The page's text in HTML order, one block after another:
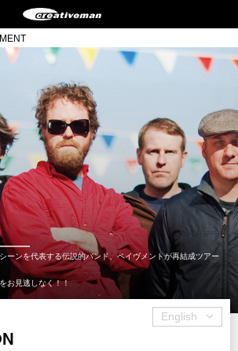
ーンを代表する伝説的バンド、ペイヴメントが再結成ツアー
お見逃しなく！！
English